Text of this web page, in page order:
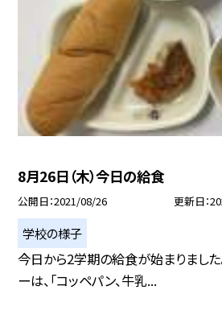
8月26日（木）今日の給食
公開日 2021/08/26 更新日
学校の様子
今日から2学期の給食が始まりまし
ーは、「コッペパン、牛乳...